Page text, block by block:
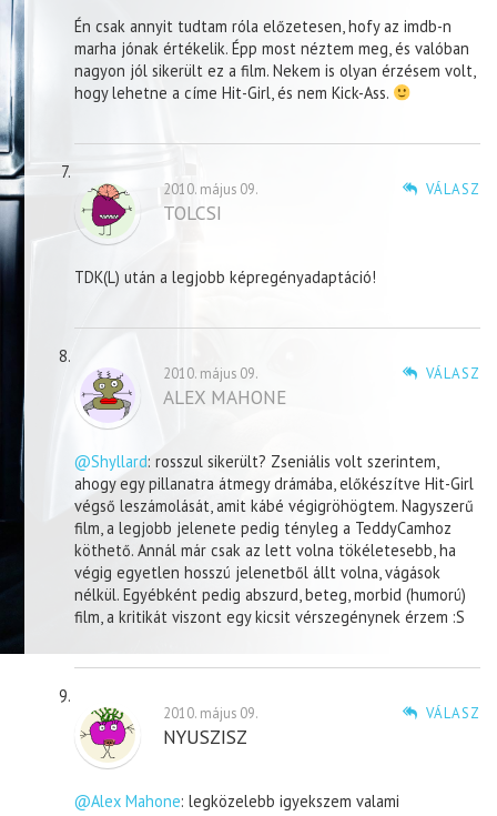
Én csak annyit tudtam róla előzetesen, hofy az imdb-n
marha jónak értékelik. Épp most néztem meg, és valóban
nagyon jól sikerült ez a film. Nekem is olyan érzésem volt,
hogy lehetne a címe Hit-Girl, és nem Kick-Ass.
VÁLASZ
2010. május 09.
TOLCSI
TDK(L) után a legjobb képregényadaptáció!
VÁLASZ
2010. május 09.
ALEX MAHONE
@Shyllard: rosszul sikerült? Zseniális volt szerintem,
ahogy egy pillanatra átmegy drámába, előkészítve Hit-Girl
végső leszámolását, amit kábé végigröhögtem. Nagyszerű
film, a legjobb jelenete pedig tényleg a TeddyCamhoz
köthető. Annál már csak az lett volna tökéletesebb, ha
végig egyetlen hosszú jelenetből állt volna, vágások
nélkül. Egyébként pedig abszurd, beteg, morbid (humorú)
film, a kritikát viszont egy kicsit vérszegénynek érzem :S
VÁLASZ
2010. május 09.
NYUSZISZ
@Alex Mahone: legközelebb igyekszem valami